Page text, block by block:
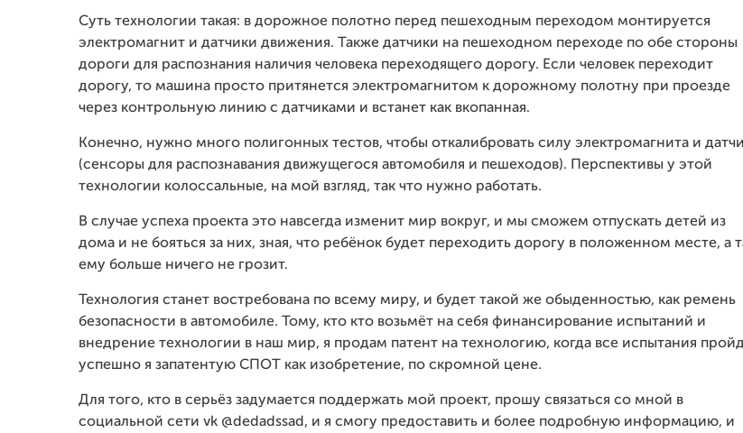
Суть технологии такая: в дорожное полотно перед пешеходным переходом монтируется
электромагнит и датчики движения. Также датчики на пешеходном переходе по обе стороны
дороги для распознания наличия человека переходящего дорогу. Если человек переходит
дорогу, то машина просто притянется электромагнитом к дорожному полотну при проезде
через контрольную линию с датчиками и встанет как вкопанная.
Конечно, нужно много полигонных тестов, чтобы откалибровать силу электромагнита и
(сенсоры для распознавания движущегося автомобиля и пешеходов). Перспективы у этой
технологии колоссальные, на мой взгляд, так что нужно работать.
В случае успеха проекта это навсегда изменит мир вокруг, и мы сможем отпускать детей из
дома и не бояться за них, зная, что ребёнок будет переходить дорогу в положенном месте, а
ему больше ничего не грозит.
Технология станет востребована по всему миру, и будет такой же обыденностью, как ремень
безопасности в автомобиле. Тому, кто кто возьмёт на себя финансирование испытаний и
внедрение технологии в наш мир, я продам патент на технологию, когда все испытания
успешно я запатентую СПОТ как изобретение, по скромной цене.
Для того, кто в серьёз задумается поддержать мой проект, прошу связаться со мной в
социальной сети vk @dedadssad, и я смогу предоставить и более подробную информацию, и